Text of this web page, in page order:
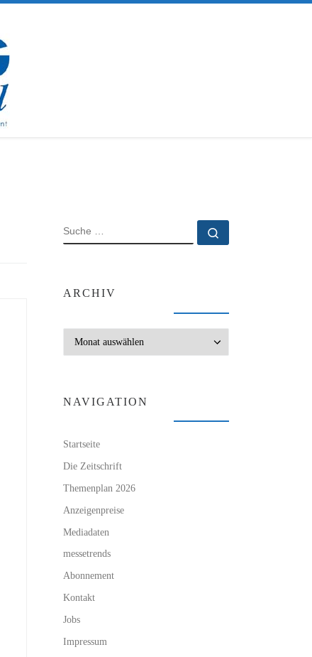
SUCHE
ARCHIV
NAVIGATION
Startseite
Die Zeitschrift
Themenplan 2026
Anzeigenpreise
Mediadaten
messetrends
Abonnement
Kontakt
Jobs
Impressum